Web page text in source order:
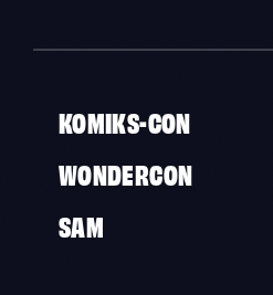
KOMIKS-CON
WONDERCON
SAM